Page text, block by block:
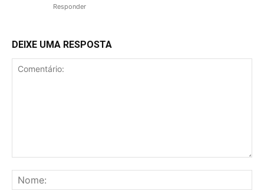
Responder
DEIXE UMA RESPOSTA